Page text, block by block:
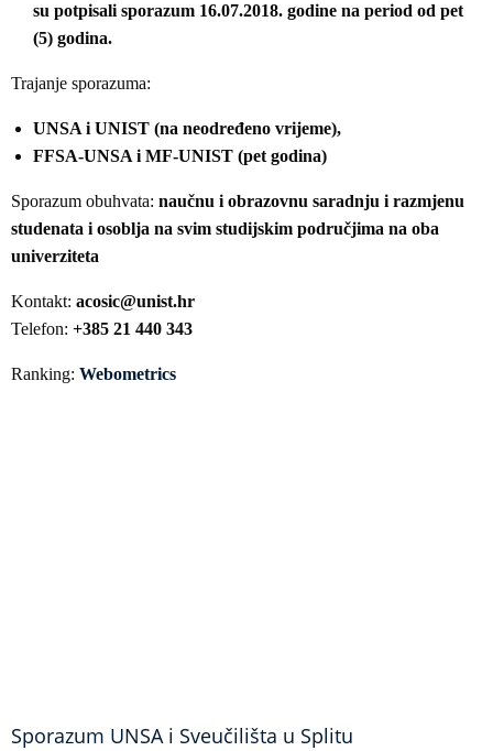
su potpisali sporazum 16.07.2018. godine na period od pet
(5) godina.
Trajanje sporazuma:
UNSA i UNIST (na neodređeno vrijeme),
FFSA-UNSA i MF-UNIST (pet godina)
Sporazum obuhvata: naučnu i obrazovnu saradnju i razmjenu
studenata i osoblja na svim studijskim područjima na oba
univerziteta
Kontakt: acosic@unist.hr
Telefon: +385 21 440 343
Ranking: Webometrics
Sporazum UNSA i Sveučilišta u Splitu